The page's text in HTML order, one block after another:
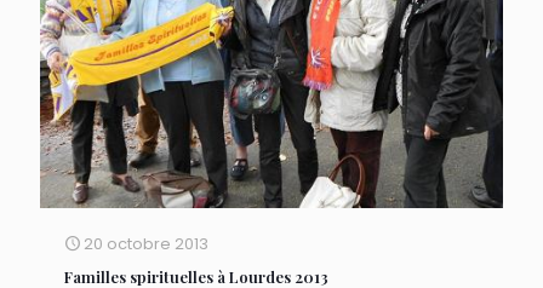
20 octobre 2013
Familles spirituelles à Lourdes 2013